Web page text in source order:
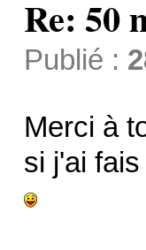
Re: 50
Publié :
Merci à
si j'ai